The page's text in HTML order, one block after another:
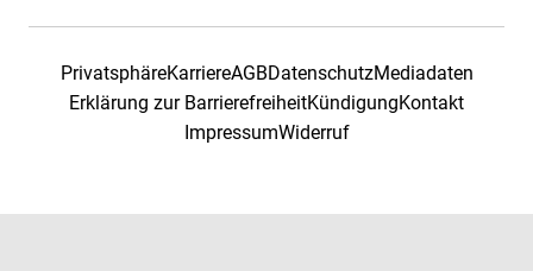
PrivatsphäreKarriereAGBDatenschutzMediadaten
Erklärung zur BarrierefreiheitKündigungKontakt
ImpressumWiderruf